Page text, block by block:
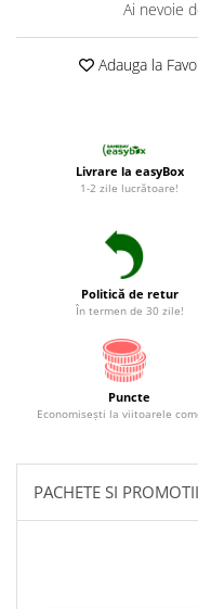
Suplimente și vitamine
Antidiareice
Ai nevoie
Adauga la
Livrare la easyBox
1-2 zile lucrătoare!
Politică de retur
În termen de 30 zile!
Puncte
Economiseşti la viitoarele
PACHETE SI PROMOTII